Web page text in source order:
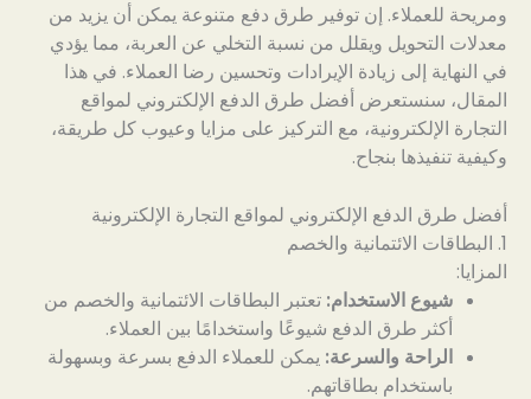
ومريحة للعملاء. إن توفير طرق دفع متنوعة يمكن أن يزيد من
معدلات التحويل ويقلل من نسبة التخلي عن العربة، مما يؤدي
في النهاية إلى زيادة الإيرادات وتحسين رضا العملاء. في هذا
المقال، سنستعرض أفضل طرق الدفع الإلكتروني لمواقع
التجارة الإلكترونية، مع التركيز على مزايا وعيوب كل طريقة،
وكيفية تنفيذها بنجاح.
أفضل طرق الدفع الإلكتروني لمواقع التجارة الإلكترونية
1. البطاقات الائتمانية والخصم
المزايا:
شيوع الاستخدام: تعتبر البطاقات الائتمانية والخصم من
أكثر طرق الدفع شيوعًا واستخدامًا بين العملاء.
الراحة والسرعة: يمكن للعملاء الدفع بسرعة وبسهولة
باستخدام بطاقاتهم.